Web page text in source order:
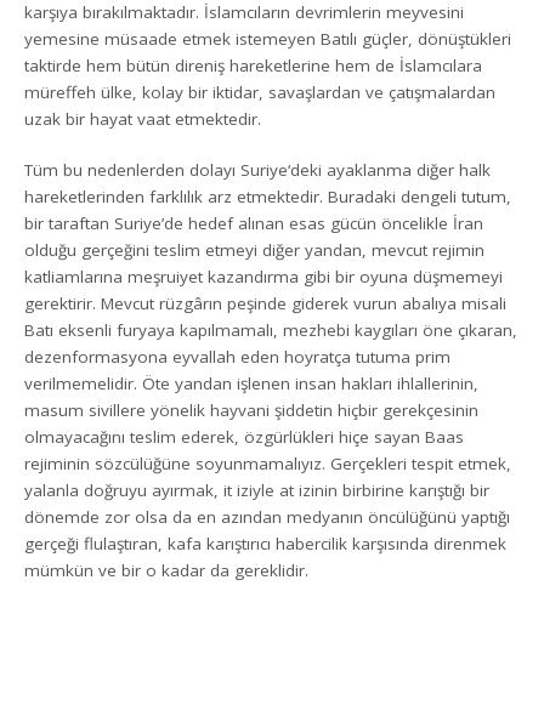
karşıya bırakılmaktadır. İslamcıların devrimlerin meyvesini
yemesine müsaade etmek istemeyen Batılı güçler, dönüştükleri
taktirde hem bütün direniş hareketlerine hem de İslamcılara
müreffeh ülke, kolay bir iktidar, savaşlardan ve çatışmalardan
uzak bir hayat vaat etmektedir.
Tüm bu nedenlerden dolayı Suriye‘deki ayaklanma diğer halk
hareketlerinden farklılık arz etmektedir. Buradaki dengeli tutum,
bir taraftan Suriye’de hedef alınan esas gücün öncelikle İran
olduğu gerçeğini teslim etmeyi diğer yandan, mevcut rejimin
katliamlarına meşruiyet kazandırma gibi bir oyuna düşmemeyi
gerektirir. Mevcut rüzgârın peşinde giderek vurun abalıya misali
Batı eksenli furyaya kapılmamalı, mezhebi kaygıları öne çıkaran,
dezenformasyona eyvallah eden hoyratça tutuma prim
verilmemelidir. Öte yandan işlenen insan hakları ihlallerinin,
masum sivillere yönelik hayvani şiddetin hiçbir gerekçesinin
olmayacağını teslim ederek, özgürlükleri hiçe sayan Baas
rejiminin sözcülüğüne soyunmamalıyız. Gerçekleri tespit etmek,
yalanla doğruyu ayırmak, it iziyle at izinin birbirine karıştığı bir
dönemde zor olsa da en azından medyanın öncülüğünü yaptığı
gerçeği flulaştıran, kafa karıştırıcı habercilik karşısında direnmek
mümkün ve bir o kadar da gereklidir.